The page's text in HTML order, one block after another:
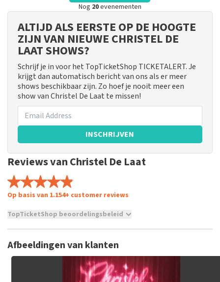
Nog 20evenementen
ALTIJD ALS EERSTE OP DE HOOGTE
ZIJN VAN NIEUWE CHRISTEL DE
LAAT SHOWS?
Schrijf je in voor het TopTicketShop TICKETALERT. Je
krijgt dan automatisch bericht van ons als er meer
shows beschikbaar zijn. Zo hoef je nooit meer een
show van Christel De Laat te missen!
INSCHRIJVEN
Reviews van Christel De Laat
Op basis van 1.154+ customer reviews
TopTicketShop beoordelingsbeleid
niet mogelijk om een review achter te laten als je geen
tickets hebt aangeschaft bij TopTicketShop. Reviews met
grof taalgebruik en/of onwaarheden worden niet geplaatst.
Het kan enkele weken duren voordat een review wordt
Afbeeldingen van klanten